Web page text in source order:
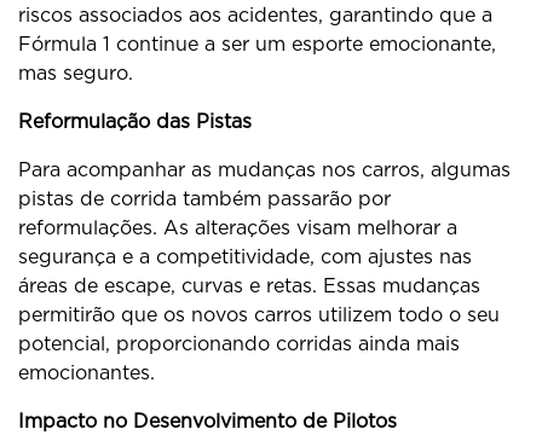
riscos associados aos acidentes, garantindo que a
Fórmula 1 continue a ser um esporte emocionante,
mas seguro.
Reformulação das Pistas
Para acompanhar as mudanças nos carros, algumas
pistas de corrida também passarão por
reformulações. As alterações visam melhorar a
segurança e a competitividade, com ajustes nas
áreas de escape, curvas e retas. Essas mudanças
permitirão que os novos carros utilizem todo o seu
potencial, proporcionando corridas ainda mais
emocionantes.
Impacto no Desenvolvimento de Pilotos